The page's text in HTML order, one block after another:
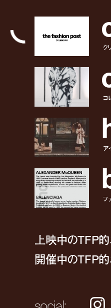
ク
コ
ア
フ
上映中のTFP
開催中のTFP
Instagram